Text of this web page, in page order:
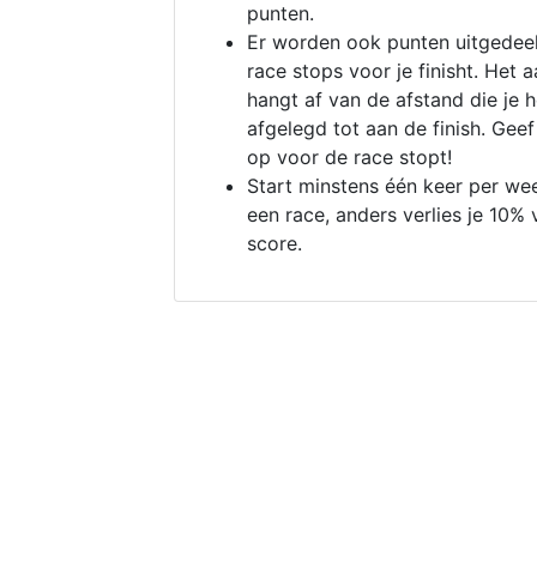
punten.
Er worden ook punten
race stops voor je finisht. Het
hangt af van de afstand die je
afgelegd tot aan de finish.
op voor de race stopt!
Start minstens één keer per
een race, anders verlies je 10%
score.